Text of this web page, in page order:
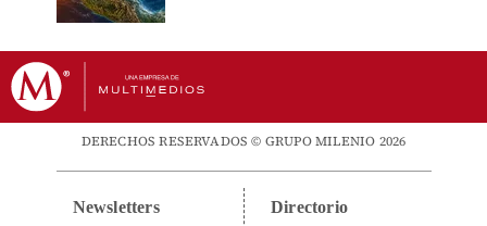
DERECHOS RESERVADOS © GRUPO MILENIO 2026
Newsletters Directorio